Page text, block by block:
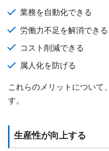
業務を自動化できる
労働力不足を解消できる
コスト削減できる
属人化を防げる
これらのメリットについて
す。
生産性が向上する